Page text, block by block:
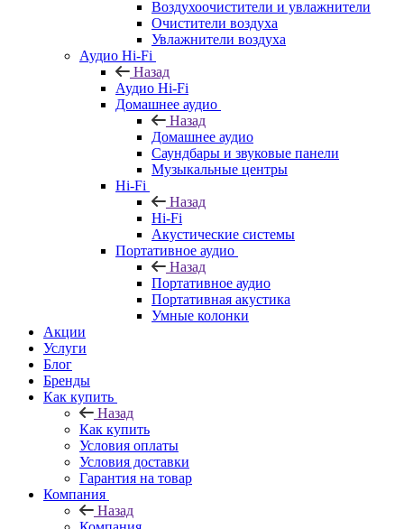
Воздухоочистители и увлажнители
Очистители воздуха
Увлажнители воздуха
Аудио Hi-Fi
Назад
Аудио Hi-Fi
Домашнее аудио
Назад
Домашнее аудио
Саундбары и звуковые панели
Музыкальные центры
Hi-Fi
Назад
Hi-Fi
Акустические системы
Портативное аудио
Назад
Портативное аудио
Портативная акустика
Умные колонки
Акции
Услуги
Блог
Бренды
Как купить
Назад
Как купить
Условия оплаты
Условия доставки
Гарантия на товар
Компания
Назад